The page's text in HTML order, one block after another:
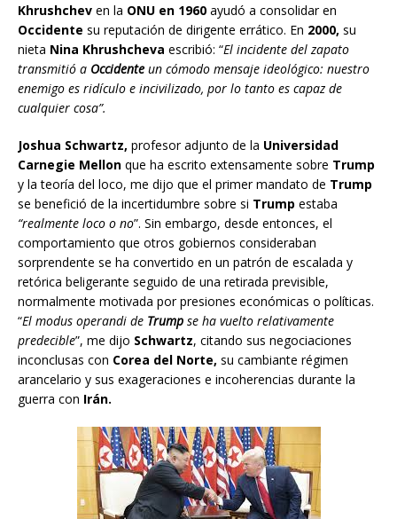
Khrushchev en la ONU en 1960 ayudó a consolidar en
Occidente su reputación de dirigente errático. En 2000, su
nieta Nina Khrushcheva escribió: “El incidente del zapato
transmitió a Occidente un cómodo mensaje ideológico: nuestro
enemigo es ridículo e incivilizado, por lo tanto es capaz de
cualquier cosa”.
Joshua Schwartz, profesor adjunto de la Universidad
Carnegie Mellon que ha escrito extensamente sobre Trump
y la teoría del loco, me dijo que el primer mandato de Trump
se benefició de la incertidumbre sobre si Trump estaba
“realmente loco o no”. Sin embargo, desde entonces, el
comportamiento que otros gobiernos consideraban
sorprendente se ha convertido en un patrón de escalada y
retórica beligerante seguido de una retirada previsible,
normalmente motivada por presiones económicas o políticas.
“El modus operandi de Trump se ha vuelto relativamente
predecible”, me dijo Schwartz, citando sus negociaciones
inconclusas con Corea del Norte, su cambiante régimen
arancelario y sus exageraciones e incoherencias durante la
guerra con Irán.